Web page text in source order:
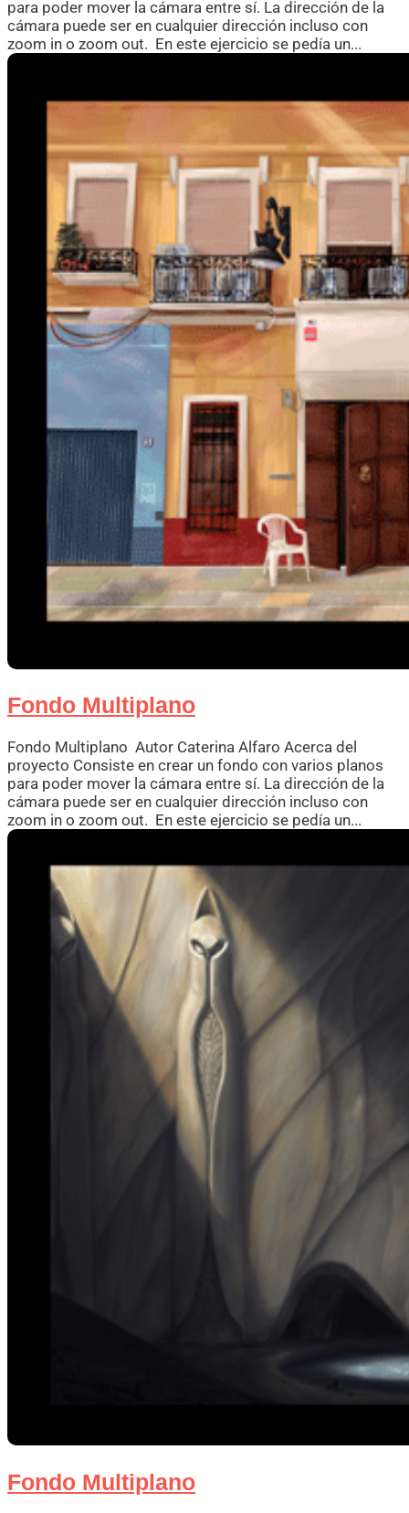
para poder mover la cámara entre sí. La dirección de la
cámara puede ser en cualquier dirección incluso con
zoom in o zoom out. En este ejercicio se pedía un...
Fondo Multiplano
Fondo Multiplano Autor Caterina Alfaro Acerca del
proyecto Consiste en crear un fondo con varios planos
para poder mover la cámara entre sí. La dirección de la
cámara puede ser en cualquier dirección incluso con
zoom in o zoom out. En este ejercicio se pedía un...
Fondo Multiplano